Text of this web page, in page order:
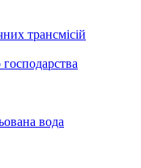
трансмісій
вода